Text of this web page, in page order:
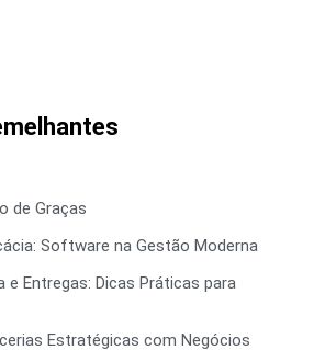
de Graças
Software na Gestão Moderna
e Entregas: Dicas Práticas para
Estratégicas com Negócios